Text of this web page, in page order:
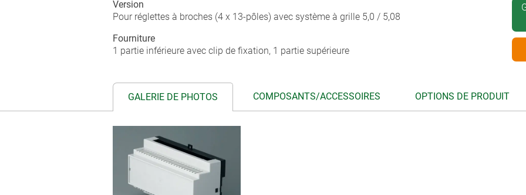
Version
Pour réglettes à broches (4 x 13-pôles) avec système à grille 5,0 / 5,08
Fourniture
1 partie inférieure avec clip de fixation, 1 partie supérieure
GALERIE DE PHOTOS COMPOSANTS/ACCESSOIRES OPTIONS DE PRODUIT